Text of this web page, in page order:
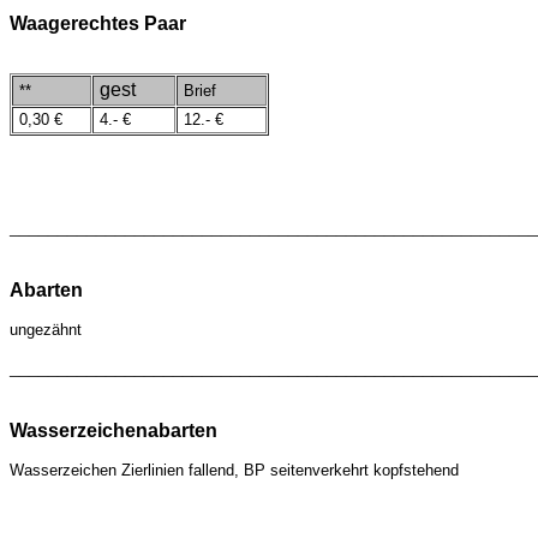
Waagerechtes Paar
** gest
Brief
0,30 €
4.- € 12.- €
Abarten
ungezähnt
Wasserzeichenabarten
Wasserzeichen Zierlinien fallend, BP seitenverkehrt kopfstehend